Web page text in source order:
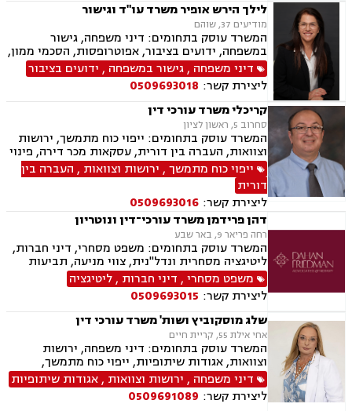
לילך הירש אופיר משרד עו"ד וגישור
מודיעים 37, שוהם
המשרד עוסק בתחומים: דיני משפחה, גישור
במשפחה, ידועים בציבור, אפוטרופסות, הסכמי ממון,
מזונות, משמורת, גירושין, נישואים אזרחיים, חלוקת
רכוש, מעמד אישי, תיאום הורי, זמני שהות, ניכור
הורי, ירושות וצוואות, ייפוי כוח מתמשך, לשון הרע,
דיני עבודה
דיני משפחה ,גישור במשפחה , ידועים בציבור
ליצירת קשר: 0509693018
קריכלי משרד עורכי דין
סחרוב 5, ראשון לציון
המשרד עוסק בתחומים: ייפוי כוח מתמשך, ירושות
וצוואות, העברה בין דורית, עסקאות מכר דירה, פינוי
מושכר, דיני עבודה.
ייפוי כוח מתמשך, ירושות וצוואות , העברה בין
דורית
ליצירת קשר: 0509693016
דהן פרידמן משרד עורכי־דין ונוטריון
רחה פריאר 9, באר שבע
המשרד עוסק בתחומים: משפט מסחרי, דיני חברות,
ליטיגציה מסחרית ונדל"נית, צווי מניעה, תביעות
מקרקעין, דיני חוזים, ייפוי כוח מתמשך, ירושות
וצוואות, מסחר בינלאומי, משפט אזרחי, סכסוכי
שכנים, דיני עבודה, הסכמי ממון, מיסוי עירוני, מיסוי
נדל"ן, ארנונה, היטל פיתוח, היטל השבחה, נוטריון.
משפט מסחרי, דיני חברות ,ליטיגציה
ליצירת קשר: 0509693015
שלג מוסקוביץ ושות' משרד עורכי דין
אחי אילת 55, קריית חיים
המשרד עוסק בתחומים: דיני משפחה, ירושות
וצוואות, אגודות שיתופיות, ייפוי כוח מתמשך,
מושבים וקיבוצים, מקרקעין ונדל"ן, עסקאות מכר
דירה, נחלות ומשקים במושבים, רשות מקרקעי
ישראל
דיני משפחה , ירושות וצוואות ,אגודות שיתופיות
ליצירת קשר: 0509691089